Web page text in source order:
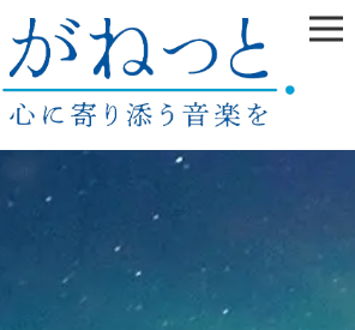
上はいつも晴れ